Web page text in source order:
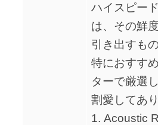
ハイスピー
は、その鮮
引き出すも
特におすす
ターで厳選
割愛してあ
1. Acoustic